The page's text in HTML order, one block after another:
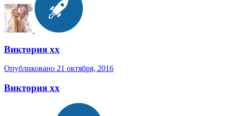
Виктория хх
Опубликовано 21 октября, 2016
Виктория хх